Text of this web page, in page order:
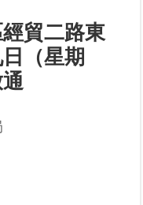
貿二路東
（星期